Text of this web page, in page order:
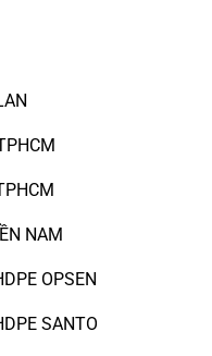
NAM
OPSEN
SANTO